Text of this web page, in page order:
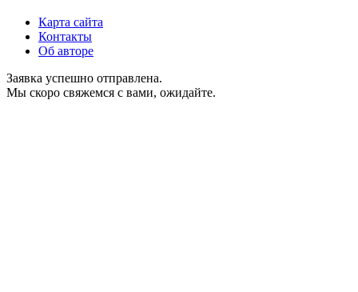
Карта сайта
Контакты
Об авторе
Заявка успешно отправлена.
Мы скоро свяжемся с вами, ожидайте.